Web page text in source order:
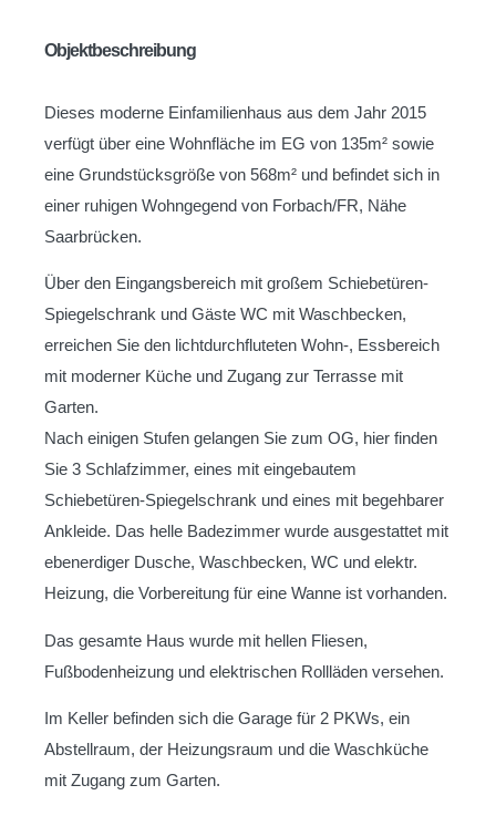
Objektbeschreibung
Dieses moderne Einfamilienhaus aus dem Jahr 2015
verfügt über eine Wohnfläche im EG von 135m² sowie
eine Grundstücksgröße von 568m² und befindet sich in
einer ruhigen Wohngegend von Forbach/FR, Nähe
Saarbrücken.
Über den Eingangsbereich mit großem Schiebetüren-
Spiegelschrank und Gäste WC mit Waschbecken,
erreichen Sie den lichtdurchfluteten Wohn-, Essbereich
mit moderner Küche und Zugang zur Terrasse mit
Garten.
Nach einigen Stufen gelangen Sie zum OG, hier finden
Sie 3 Schlafzimmer, eines mit eingebautem
Schiebetüren-Spiegelschrank und eines mit begehbarer
Ankleide. Das helle Badezimmer wurde ausgestattet mit
ebenerdiger Dusche, Waschbecken, WC und elektr.
Heizung, die Vorbereitung für eine Wanne ist vorhanden.
Das gesamte Haus wurde mit hellen Fliesen,
Fußbodenheizung und elektrischen Rollläden versehen.
Im Keller befinden sich die Garage für 2 PKWs, ein
Abstellraum, der Heizungsraum und die Waschküche
mit Zugang zum Garten.